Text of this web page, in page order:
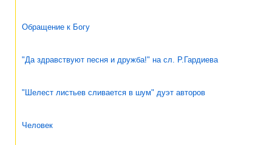
Обращение к Богу
"Да здравствуют песня и дружба!" на сл. Р.Гардиева
"Шелест листьев сливается в шум" дуэт авторов
Человек